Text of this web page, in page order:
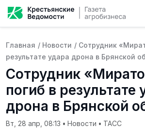
Главная / Новости / Сотрудник
результате удара дрона в Брянской
Сотрудник
погиб в результате
дрона в Брянской
Вт, 28 апр, 08:13 • Новости • ТАСС